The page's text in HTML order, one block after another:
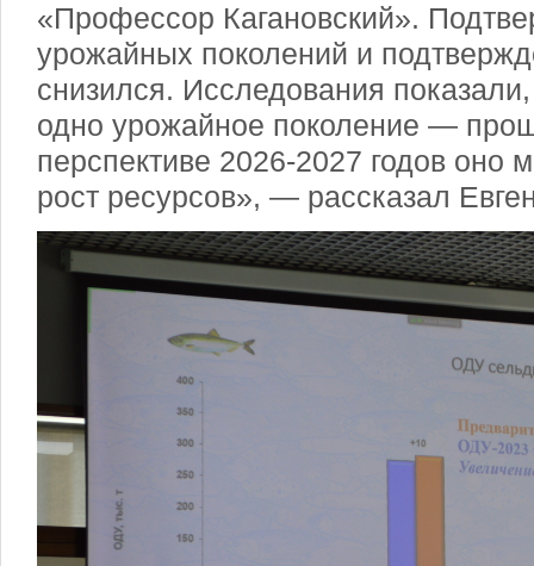
«Профессор Кагановский».
урожайных поколений и
снизился. Исследования
одно урожайное поколение —
перспективе 2026-2027 годов оно
рост ресурсов», — рассказал